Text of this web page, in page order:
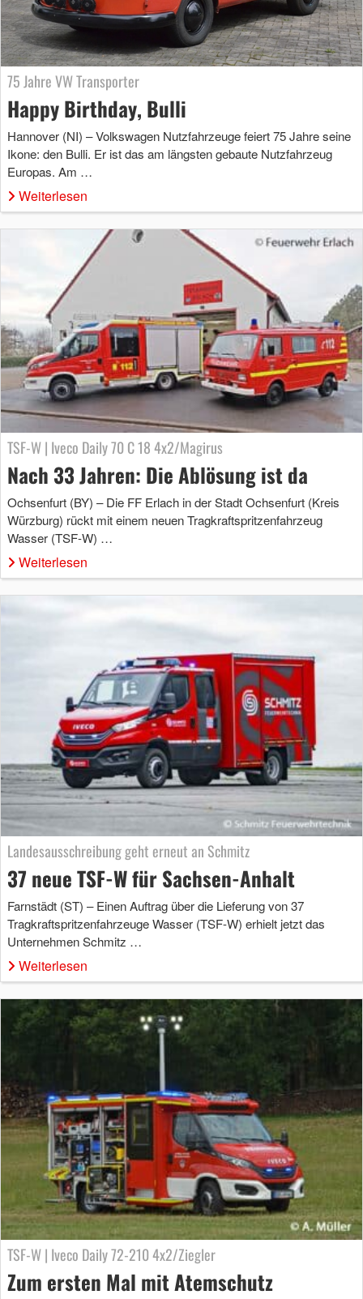
75 Jahre VW Transporter
Happy Birthday, Bulli
Hannover (NI) – Volkswagen Nutzfahrzeuge feiert 75 Jahre seine
Ikone: den Bulli. Er ist das am längsten gebaute Nutzfahrzeug
Europas. Am …
Weiterlesen
TSF-W | Iveco Daily 70 C 18 4x2/Magirus
Nach 33 Jahren: Die Ablösung ist da
Ochsenfurt (BY) – Die FF Erlach in der Stadt Ochsenfurt (Kreis
Würzburg) rückt mit einem neuen Tragkraftspritzenfahrzeug
Wasser (TSF-W) …
Weiterlesen
Landesausschreibung geht erneut an Schmitz
37 neue TSF-W für Sachsen-Anhalt
Farnstädt (ST) – Einen Auftrag über die Lieferung von 37
Tragkraftspritzenfahrzeuge Wasser (TSF-W) erhielt jetzt das
Unternehmen Schmitz …
Weiterlesen
TSF-W | Iveco Daily 72-210 4x2/Ziegler
Zum ersten Mal mit Atemschutz